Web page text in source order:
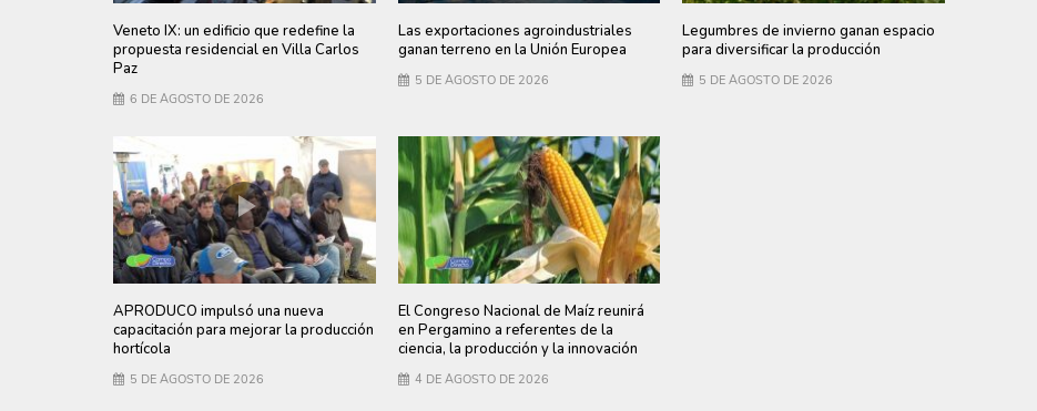
Veneto IX: un edificio que redefine la
propuesta residencial en Villa Carlos
Paz
6 DE AGOSTO DE 2026
Las exportaciones agroindustriales
ganan terreno en la Unión Europea
5 DE AGOSTO DE 2026
Legumbres de invierno ganan espacio
para diversificar la producción
5 DE AGOSTO DE 2026
APRODUCO impulsó una nueva
capacitación para mejorar la producción
hortícola
5 DE AGOSTO DE 2026
El Congreso Nacional de Maíz reunirá
en Pergamino a referentes de la
ciencia, la producción y la innovación
4 DE AGOSTO DE 2026